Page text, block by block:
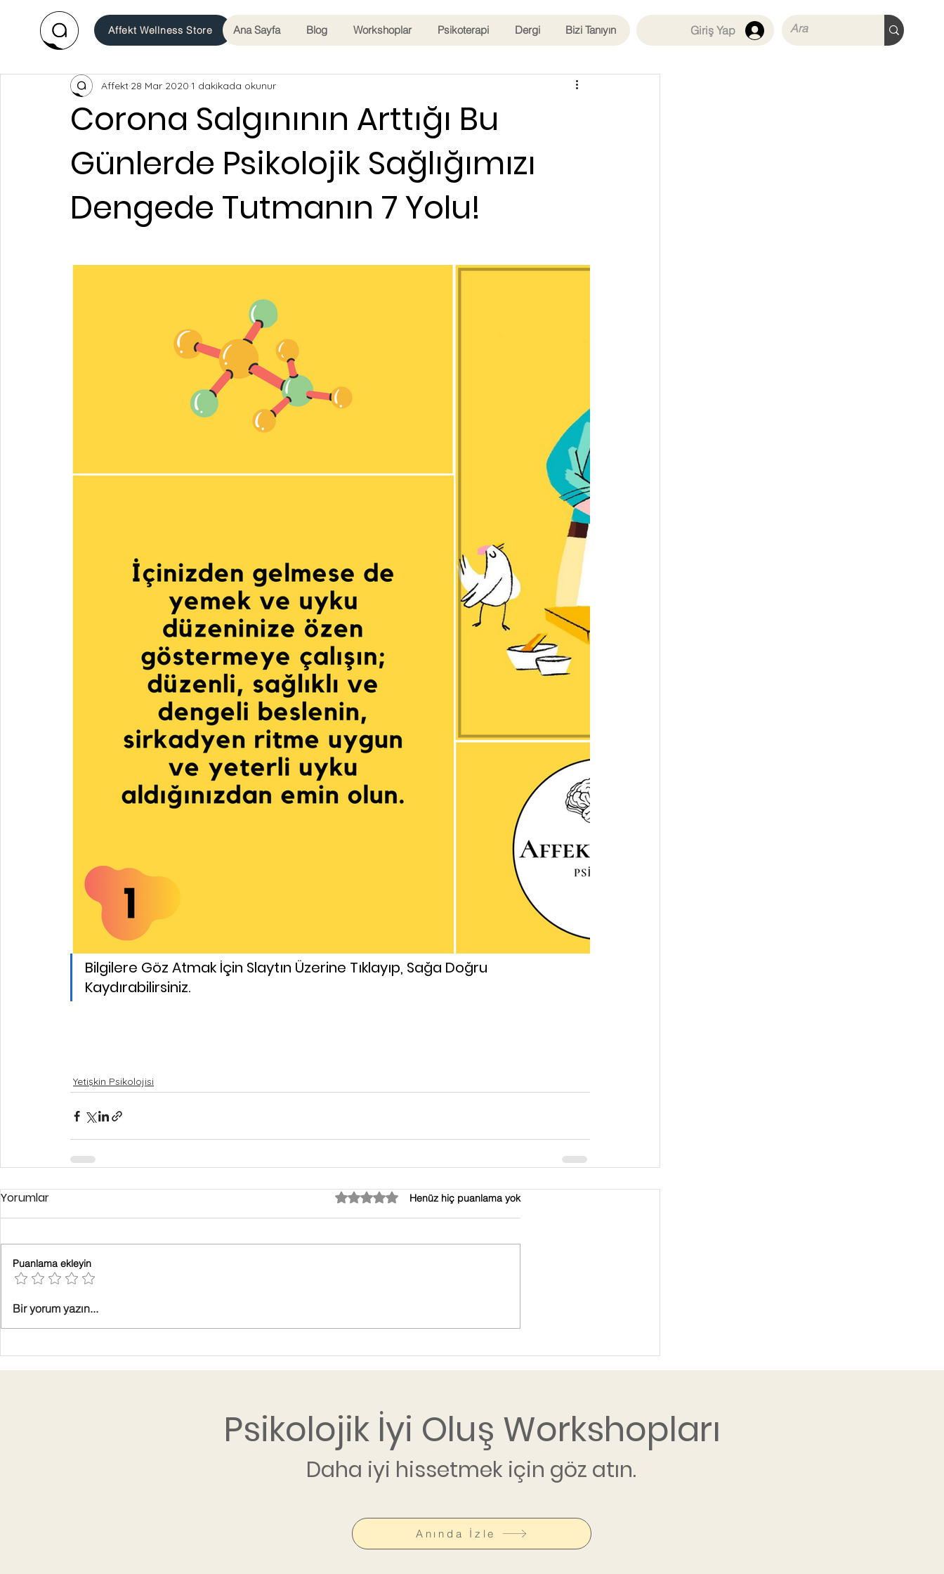
Affekt Wellness Store Ana Sayfa Blog Workshoplar Psikoterapi Dergi Bizi Tanıyın Giriş Yap
Corona Salgınının Arttığı Bu
Günlerde Psikolojik Sağlığımızı
Dengede Tutmanın 7 Yolu!
Affekt 28 Mar 2020 1 dakikada okunur
Bilgilere Göz Atmak İçin Slaytın Üzerine Tıklayıp, Sağa Doğru
Kaydırabilirsiniz.
Yetişkin Psikolojisi
Yorumlar 5 üzerinden 0 yıldızHenüz hiç puanlama yok
Puanlama ekleyin
Bir yorum yazın...
Psikolojik İyi Oluş Workshopları
Daha iyi hissetmek için göz atın.
Anında İzle